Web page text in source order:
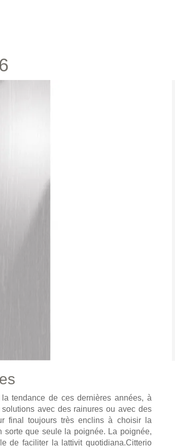
tendance de ces dernières années, à
avec des rainures ou avec des
final toujours très enclins à choisir la
sorte que seule la poignée. La poignée,
de faciliter la lattivit quotidiana.Citterio